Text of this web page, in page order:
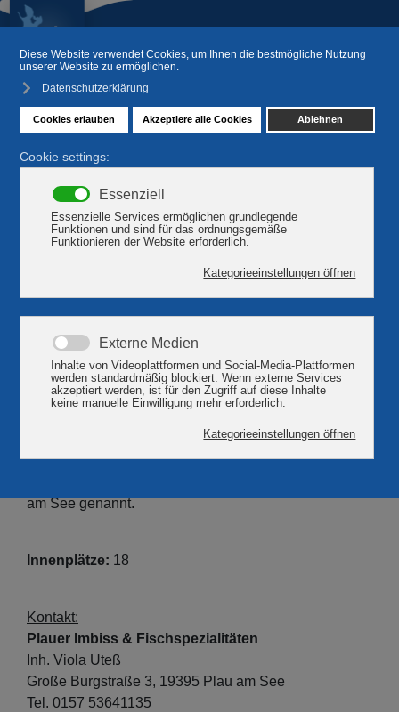
Gastronomie am Plauer See
Kleines Fischrestaurant
Sie finden uns neben der Hubbrücke. Im Geschäft gibt
Fischspezialitäten und Fischbrötchen sowie ein
kleines gemütliches Restaurant.
am See genannt.
Innenplätze: 18
Kontakt:
Plauer Imbiss & Fischspezialitäten
Inh. Viola Uteß
Große Burgstraße 3, 19395 Plau am See
Tel. 0157 53641135